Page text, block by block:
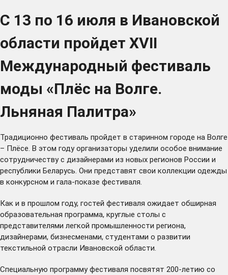
С 13 по 16 июля в Ивановской
области пройдет XVII
Международный фестиваль
моды «Плёс на Волге.
Льняная Палитра»
Традиционно фестиваль пройдет в старинном городе на Волге
– Плёсе. В этом году организаторы уделили особое внимание
сотрудничеству с дизайнерами из новых регионов России и
республики Беларусь. Они представят свои коллекции одежды
в конкурсном и гала-показе фестиваля.
Как и в прошлом году, гостей фестиваля ожидает обширная
образовательная программа, круглые столы с
представителями легкой промышленности региона,
дизайнерами, бизнесменами, студентами о развитии
текстильной отрасли Ивановской области.
Специальную программу фестиваля посвятят 200-летию со